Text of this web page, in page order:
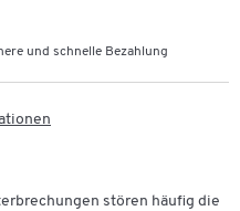
und schnelle Bezahlung
stören häufig die